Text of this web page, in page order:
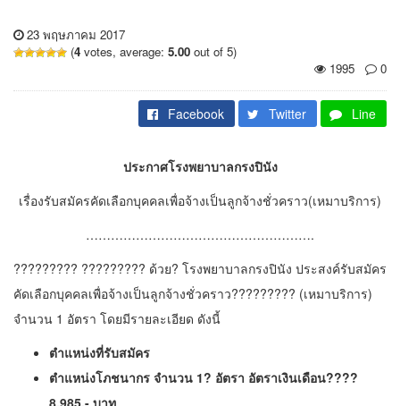
23 พฤษภาคม 2017
(4 votes, average: 5.00 out of 5)
1995
0
Facebook Twitter Line
ประกาศโรงพยาบาลกรงปินัง
เรื่องรับสมัครคัดเลือกบุคคลเพื่อจ้างเป็นลูกจ้างชั่วคราว(เหมาบริการ)
……………………………………………….
????????? ????????? ด้วย? โรงพยาบาลกรงปินัง ประสงค์รับสมัคร
คัดเลือกบุคคลเพื่อจ้างเป็นลูกจ้างชั่วคราว????????? (เหมาบริการ)
จำนวน 1 อัตรา โดยมีรายละเอียด ดังนี้
ตำแหน่งที่รับสมัคร
ตำแหน่งโภชนากร จำนวน 1? อัตรา อัตราเงินเดือน????
8,985.- บาท